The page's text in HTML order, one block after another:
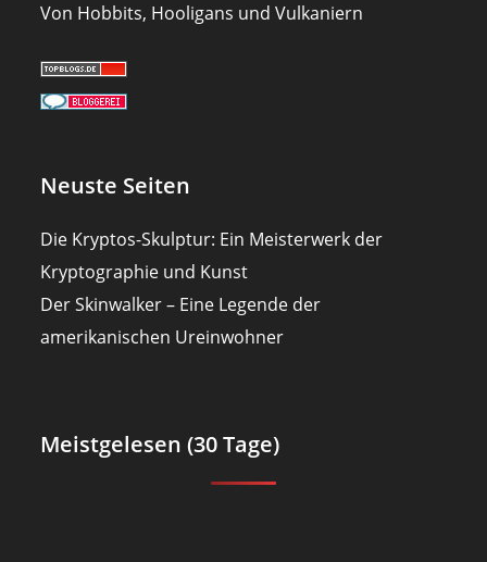
Von Hobbits, Hooligans und Vulkaniern
Neuste Seiten
Die Kryptos-Skulptur: Ein Meisterwerk der
Kryptographie und Kunst
Der Skinwalker – Eine Legende der
amerikanischen Ureinwohner
Meistgelesen (30 Tage)